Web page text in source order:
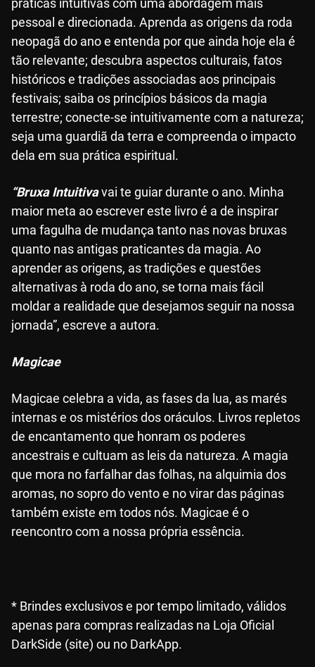
práticas intuitivas com uma abordagem mais
pessoal e direcionada. Aprenda as origens da roda
neopagã do ano e entenda por que ainda hoje ela é
tão relevante; descubra aspectos culturais, fatos
históricos e tradições associadas aos principais
festivais; saiba os princípios básicos da magia
terrestre; conecte-se intuitivamente com a natureza;
seja uma guardiã da terra e compreenda o impacto
dela em sua prática espiritual.
“Bruxa Intuitivavai te guiar durante o ano. Minha
maior meta ao escrever este livro é a de inspirar
uma fagulha de mudança tanto nas novas bruxas
quanto nas antigas praticantes da magia. Ao
aprender as origens, as tradições e questões
alternativas à roda do ano, se torna mais fácil
moldar a realidade que desejamos seguir na nossa
jornada”, escreve a autora.
Magicae
Magicae celebra a vida, as fases da lua, as marés
internas e os mistérios dos oráculos. Livros repletos
de encantamento que honram os poderes
ancestrais e cultuam as leis da natureza. A magia
que mora no farfalhar das folhas, na alquimia dos
aromas, no sopro do vento e no virar das páginas
também existe em todos nós. Magicae é o
reencontro com a nossa própria essência.
* Brindes exclusivos e por tempo limitado, válidos
apenas para compras realizadas na Loja Oficial
DarkSide (site) ou no DarkApp.